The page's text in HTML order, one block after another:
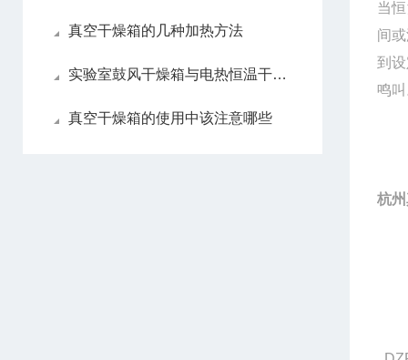
真空干燥箱的几种加热方法
实验室鼓风干燥箱与电热恒温干燥箱区别
真空干燥箱的使用中该注意哪些
当
间
到
鸣
杭